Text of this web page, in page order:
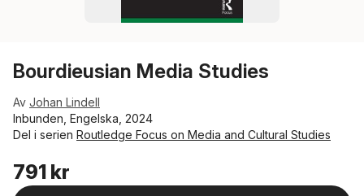
Bourdieusian Media Studies
Av Johan Lindell
Inbunden, Engelska, 2024
Del i serien Routledge Focus on Media and Cultural Studies
791 kr